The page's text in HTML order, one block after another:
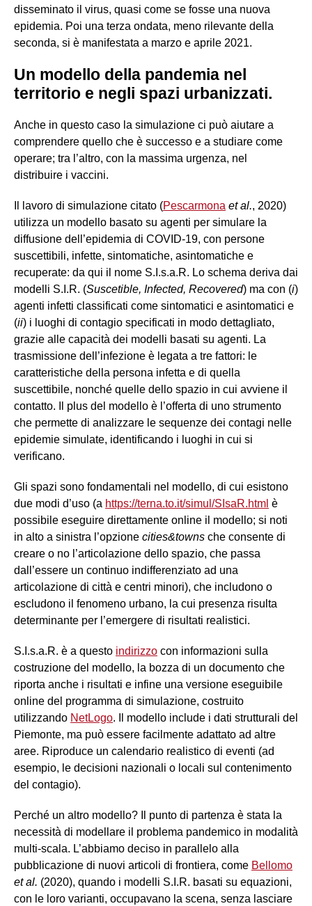
disseminato il virus, quasi come se fosse una nuova
epidemia. Poi una terza ondata, meno rilevante della
seconda, si è manifestata a marzo e aprile 2021.
Un modello della pandemia nel
territorio e negli spazi urbanizzati.
Anche in questo caso la simulazione ci può aiutare a
comprendere quello che è successo e a studiare come
operare; tra l’altro, con la massima urgenza, nel
distribuire i vaccini.
Il lavoro di simulazione citato (Pescarmona et al., 2020)
utilizza un modello basato su agenti per simulare la
diffusione dell’epidemia di COVID-19, con persone
suscettibili, infette, sintomatiche, asintomatiche e
recuperate: da qui il nome S.I.s.a.R. Lo schema deriva dai
modelli S.I.R. (Suscetible, Infected, Recovered) ma con (i)
agenti infetti classificati come sintomatici e asintomatici e
(ii) i luoghi di contagio specificati in modo dettagliato,
grazie alle capacità dei modelli basati su agenti. La
trasmissione dell’infezione è legata a tre fattori: le
caratteristiche della persona infetta e di quella
suscettibile, nonché quelle dello spazio in cui avviene il
contatto. Il plus del modello è l’offerta di uno strumento
che permette di analizzare le sequenze dei contagi nelle
epidemie simulate, identificando i luoghi in cui si
verificano.
Gli spazi sono fondamentali nel modello, di cui esistono
due modi d’uso (a https://terna.to.it/simul/SIsaR.html è
possibile eseguire direttamente online il modello; si noti
in alto a sinistra l’opzione cities&towns che consente di
creare o no l’articolazione dello spazio, che passa
dall’essere un continuo indifferenziato ad una
articolazione di città e centri minori), che includono o
escludono il fenomeno urbano, la cui presenza risulta
determinante per l’emergere di risultati realistici.
S.I.s.a.R. è a questo indirizzo con informazioni sulla
costruzione del modello, la bozza di un documento che
riporta anche i risultati e infine una versione eseguibile
online del programma di simulazione, costruito
utilizzando NetLogo. Il modello include i dati strutturali del
Piemonte, ma può essere facilmente adattato ad altre
aree. Riproduce un calendario realistico di eventi (ad
esempio, le decisioni nazionali o locali sul contenimento
del contagio).
Perché un altro modello? Il punto di partenza è stata la
necessità di modellare il problema pandemico in modalità
multi-scala. L’abbiamo deciso in parallelo alla
pubblicazione di nuovi articoli di frontiera, come Bellomo
et al. (2020), quando i modelli S.I.R. basati su equazioni,
con le loro varianti, occupavano la scena, senza lasciare